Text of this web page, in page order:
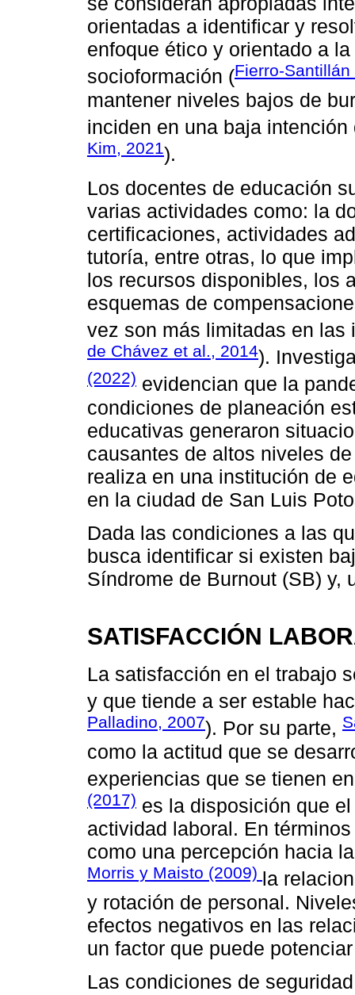
orientadas a identificar y
enfoque ético y orientado a
socioformación (Fierro-
mantener niveles bajos de
inciden en una baja
Kim, 2021).
Los docentes de educación
varias actividades como: la
certificaciones, actividades
tutoría, entre otras, lo que
los recursos disponibles, los
esquemas de
vez son más limitadas en
de Chávez et al., 2014).
(2022) evidencian que la
condiciones de planeación
educativas generaron
causantes de altos niveles
realiza en una institución de
en la ciudad de San Luis
Dada las condiciones a las
busca identificar si existen
Síndrome de Burnout (SB) y,
SATISFACCIÓN
La satisfacción en el trabajo
y que tiende a ser estable
Palladino, 2007). Por su parte,
como la actitud que se
experiencias que se tienen
(2017) es la disposición que
actividad laboral. En
como una percepción hacia
Morris y Maisto (2009) la
y rotación de personal.
efectos negativos en las
un factor que puede
Las condiciones de